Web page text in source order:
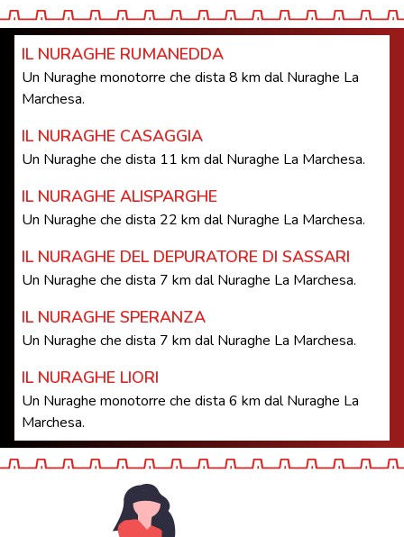
IL NURAGHE RUMANEDDA
Un Nuraghe monotorre che dista 8 km dal Nuraghe La
Marchesa.
IL NURAGHE CASAGGIA
Un Nuraghe che dista 11 km dal Nuraghe La Marchesa.
IL NURAGHE ALISPARGHE
Un Nuraghe che dista 22 km dal Nuraghe La Marchesa.
IL NURAGHE DEL DEPURATORE DI SASSARI
Un Nuraghe che dista 7 km dal Nuraghe La Marchesa.
IL NURAGHE SPERANZA
Un Nuraghe che dista 7 km dal Nuraghe La Marchesa.
IL NURAGHE LIORI
Un Nuraghe monotorre che dista 6 km dal Nuraghe La
Marchesa.